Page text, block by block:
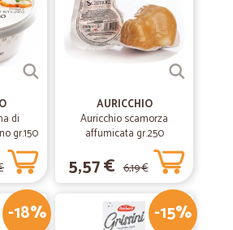
di
gr.150
AURICCHIO
Auricchio scamorza
affumicata gr.250
5,57 € 6,19 €
-18% -15%